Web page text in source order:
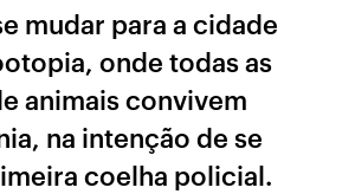
mudar para a cidade
onde todas as
animais convivem
na intenção de se
coelha policial.